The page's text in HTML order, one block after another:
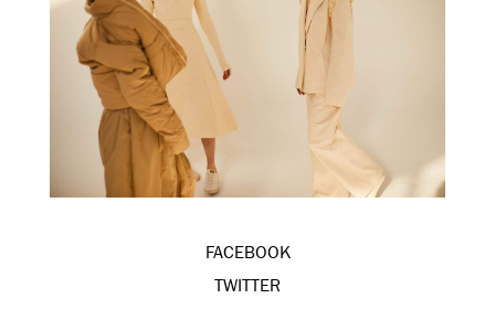
FACEBOOK
TWITTER